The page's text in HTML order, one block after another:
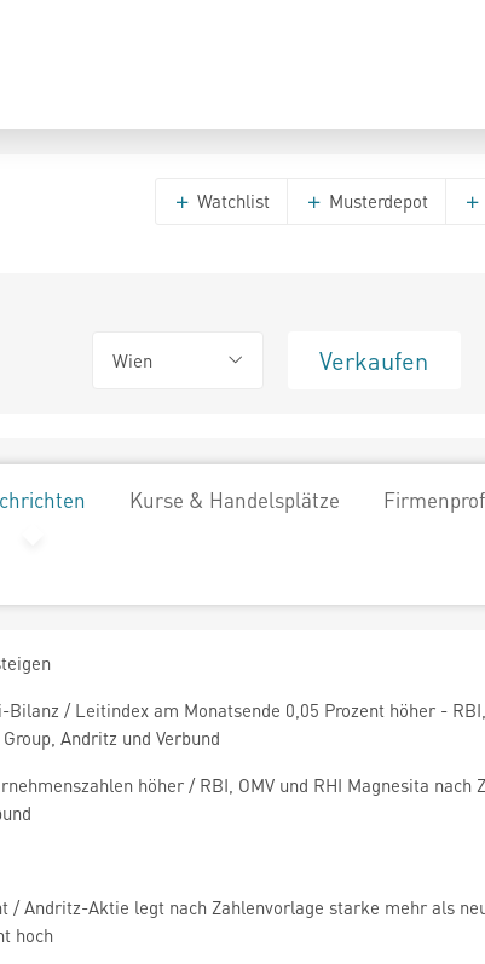
Watchlist Musterdepot
Wien Verkaufen
Kurse & Handelsplätze
/ Leitindex am Monatsende 0,05 Prozent höher - RBI,
Andritz und Verbund
höher / RBI, OMV und RHI Magnesita nach
/ Andritz-Aktie legt nach Zahlenvorlage starke mehr als
hoch